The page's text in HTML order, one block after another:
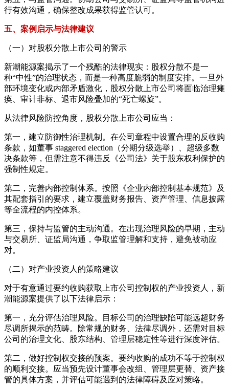
行有效沟通，确保整改成果获得监管认可。
五、案例启示与法律建议
（一）对股权分散上市公司的警示
新潮能源案揭示了一个残酷的法律现实：股权分散不是一
种“中性”的治理状态，而是一种高度脆弱的制度安排。一旦外
部环境变化或内部矛盾激化，股权分散上市公司将面临治理瘫
痪、审计非标、退市风险叠加的“死亡螺旋”。
从法律风险防控角度，股权分散上市公司应当：
第一，建立防御性治理机制。在公司章程中设置合理的反收购
条款，如董事 staggered election（分期分级选举）、超级多数
决条款等，但需注意不得违反《公司法》关于股东权利保护的
强制性规定。
第二，完善内部控制体系。按照《企业内部控制基本规范》及
其配套指引的要求，建立覆盖财务报告、资产管理、信息披露
等全流程的内控体系。
第三，保持与监管的主动沟通。在出现治理风险的早期，主动
与交易所、证监局沟通，争取监管理解和支持，避免被动应
对。
（二）对产业投资人的策略建议
对于有意通过要约收购获取上市公司控制权的产业投资人，新
潮能源案提供了以下法律启示：
第一，充分评估治理风险。目标公司的治理缺陷可能远超财务
尽调所揭示的范畴。除常规的财务、法律尽调外，还需对目标
公司的治理文化、股东结构、管理层稳定性等进行深度评估。
第二，做好控制权交接的预案。要约收购的成功不等于控制权
的顺利交接。应当预先设计董事会改组、管理层更替、资产接
管的具体方案，并评估可能遇到的法律障碍及应对策略。